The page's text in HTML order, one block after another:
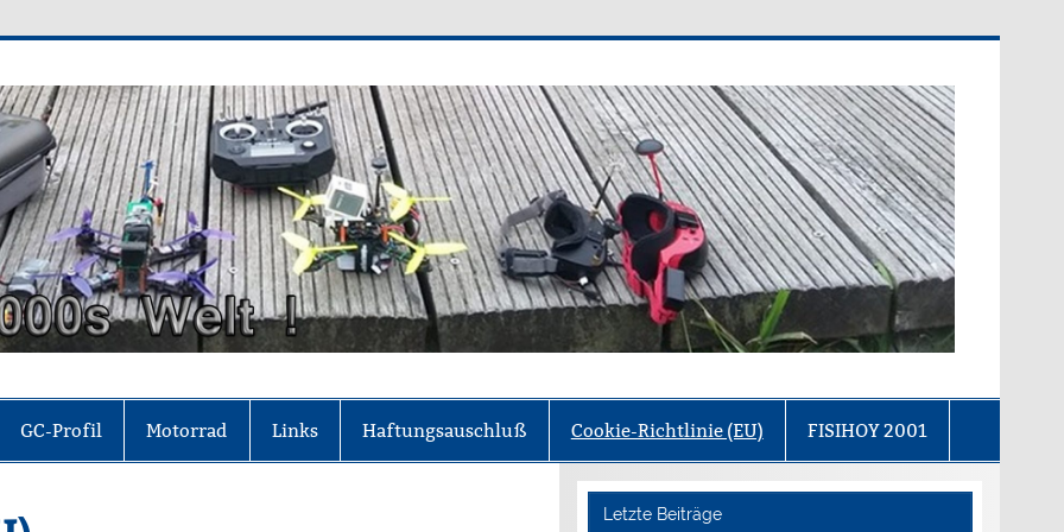
GC-Profil Motorrad Links Haftungsauschluß Cookie-Richtlinie (EU) FISIHOY 2001
Letzte Beiträge